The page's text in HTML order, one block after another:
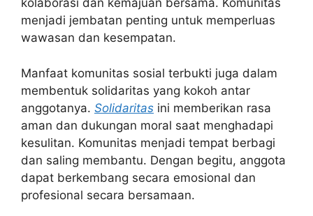
kolaborasi dan kemajuan bersama. Komunitas
menjadi jembatan penting untuk memperluas
wawasan dan kesempatan.
Manfaat komunitas sosial terbukti juga dalam
membentuk solidaritas yang kokoh antar
anggotanya. Solidaritas ini memberikan rasa
aman dan dukungan moral saat menghadapi
kesulitan. Komunitas menjadi tempat berbagi
dan saling membantu. Dengan begitu, anggota
dapat berkembang secara emosional dan
profesional secara bersamaan.